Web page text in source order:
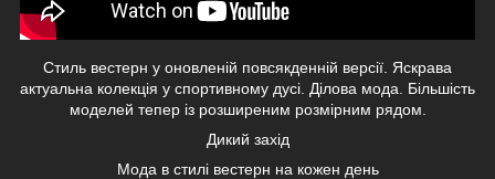
Стиль вестерн у оновленій повсякденній версії. Яскрава
актуальна колекція у спортивному дусі. Ділова мода. Більшість
моделей тепер із розширеним розмірним рядом.
Дикий захід
Мода в стилі вестерн на кожен день